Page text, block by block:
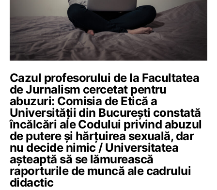
Cazul profesorului de la Facultatea
de Jurnalism cercetat pentru
abuzuri: Comisia de Etică a
Universității din București constată
încălcări ale Codului privind abuzul
de putere și hărțuirea sexuală, dar
nu decide nimic / Universitatea
așteaptă să se lămurească
raporturile de muncă ale cadrului
didactic